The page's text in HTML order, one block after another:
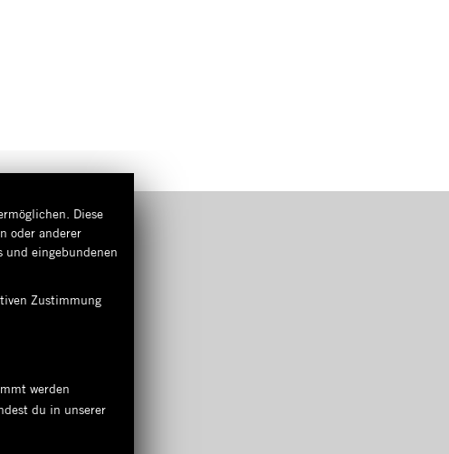
Diese
oder anderer
und eingebundenen
Zustimmung
werden
du in unserer